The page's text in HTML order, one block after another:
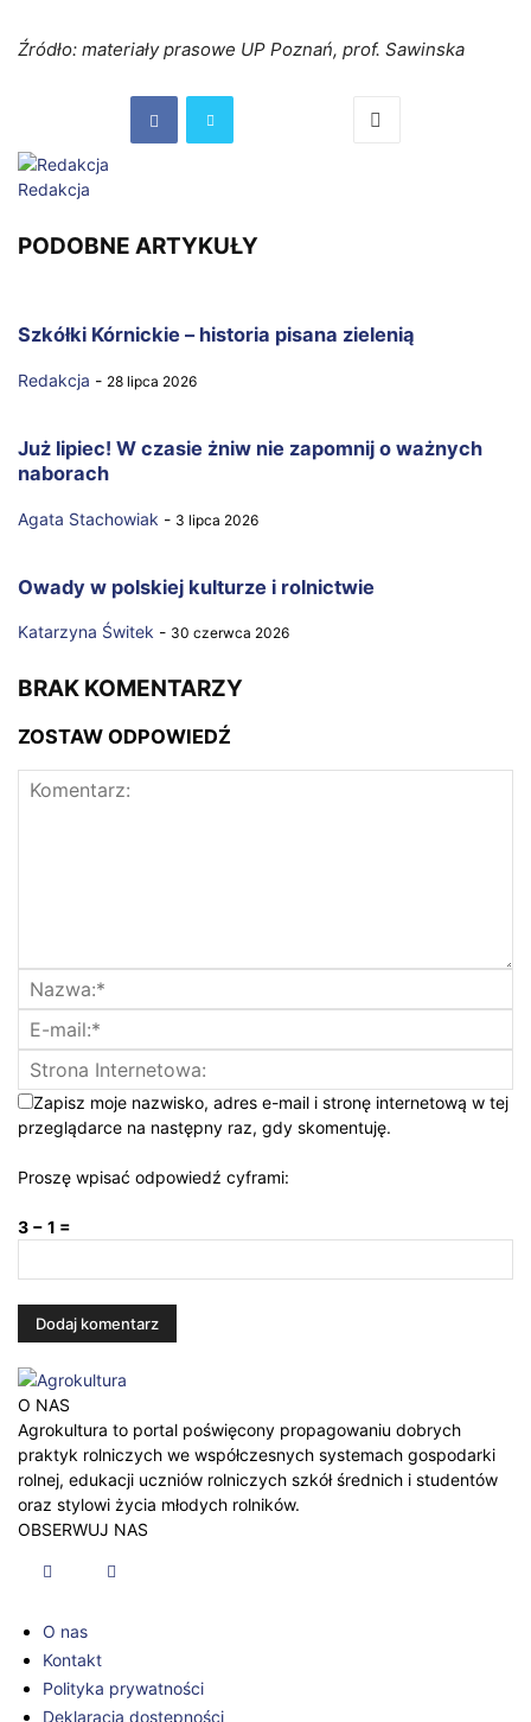
Źródło: materiały prasowe UP Poznań, prof. Sawinska
Redakcja
PODOBNE ARTYKUŁY
Szkółki Kórnickie – historia pisana zielenią
Redakcja - 28 lipca 2026
Już lipiec! W czasie żniw nie zapomnij o ważnych
naborach
Agata Stachowiak - 3 lipca 2026
Owady w polskiej kulturze i rolnictwie
Katarzyna Świtek - 30 czerwca 2026
BRAK KOMENTARZY
ZOSTAW ODPOWIEDŹ
Zapisz moje nazwisko, adres e-mail i stronę internetową w tej
przeglądarce na następny raz, gdy skomentuję.
Proszę wpisać odpowiedź cyframi:
3 − 1 =
O NAS
Agrokultura to portal poświęcony propagowaniu dobrych
praktyk rolniczych we współczesnych systemach gospodarki
rolnej, edukacji uczniów rolniczych szkół średnich i studentów
oraz stylowi życia młodych rolników.
OBSERWUJ NAS
O nas
Kontakt
Polityka prywatności
Deklaracja dostępności